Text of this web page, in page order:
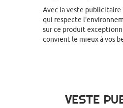
Avec la veste publicitaire
qui respecte
sur ce produit
convient le mieux à vos
VESTE